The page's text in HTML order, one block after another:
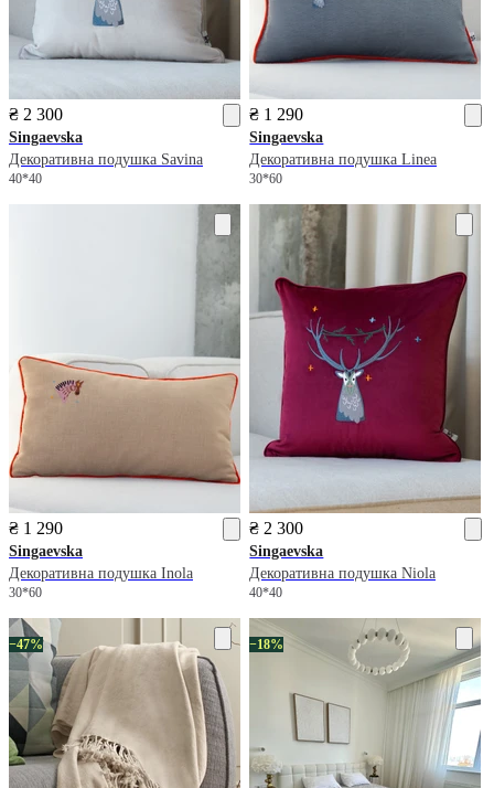
₴ 2 300
Singaevska
Декоративна подушка Savina
40*40
₴ 1 290
Singaevska
Декоративна подушка Linea
30*60
₴ 1 290
Singaevska
Декоративна подушка Inola
30*60
₴ 2 300
Singaevska
Декоративна подушка Niola
40*40
−47% −18%